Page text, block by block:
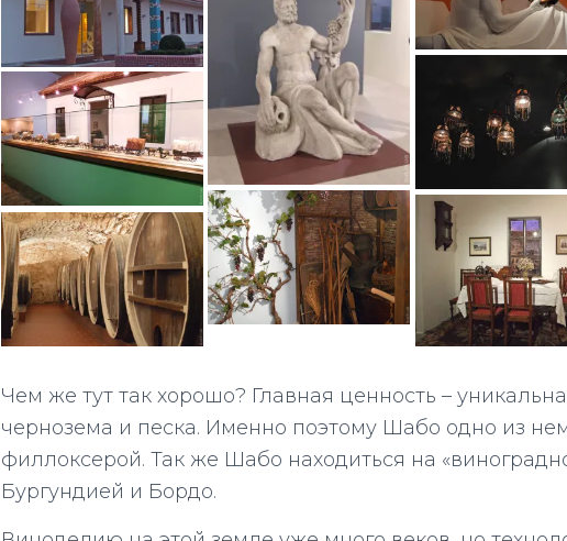
Чем же тут так хорошо? Главная ценность –
чернозема и песка. Именно поэтому Шабо одно из
филлоксерой. Так же Шабо находиться на
Бургундией и Бордо.